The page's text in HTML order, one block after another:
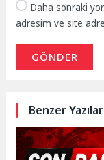
Daha sonraki
adresim ve site
GÖNDER
Benzer Yazılar